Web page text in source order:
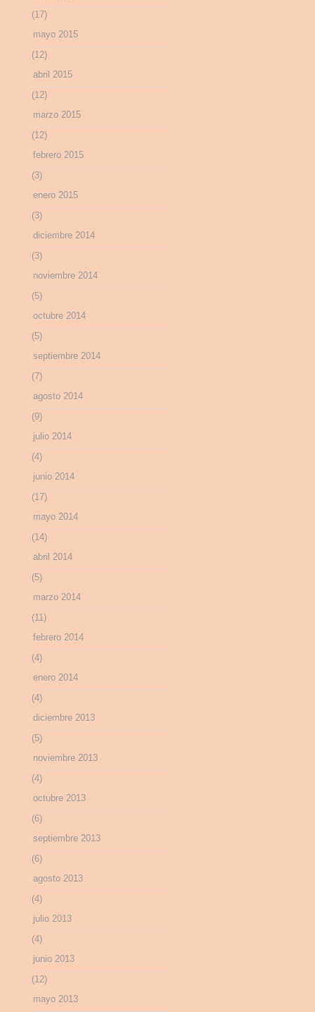
(17)
mayo 2015
(12)
abril 2015
(12)
marzo 2015
(12)
febrero 2015
(3)
enero 2015
(3)
diciembre 2014
(3)
noviembre 2014
(5)
octubre 2014
(5)
septiembre 2014
(7)
agosto 2014
(9)
julio 2014
(4)
junio 2014
(17)
mayo 2014
(14)
abril 2014
(5)
marzo 2014
(11)
febrero 2014
(4)
enero 2014
(4)
diciembre 2013
(5)
noviembre 2013
(4)
octubre 2013
(6)
septiembre 2013
(6)
agosto 2013
(4)
julio 2013
(4)
junio 2013
(12)
mayo 2013